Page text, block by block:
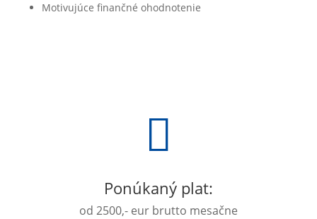
Motivujúce finančné ohodnotenie

Ponúkaný plat:
od 2500,- eur brutto mesačne